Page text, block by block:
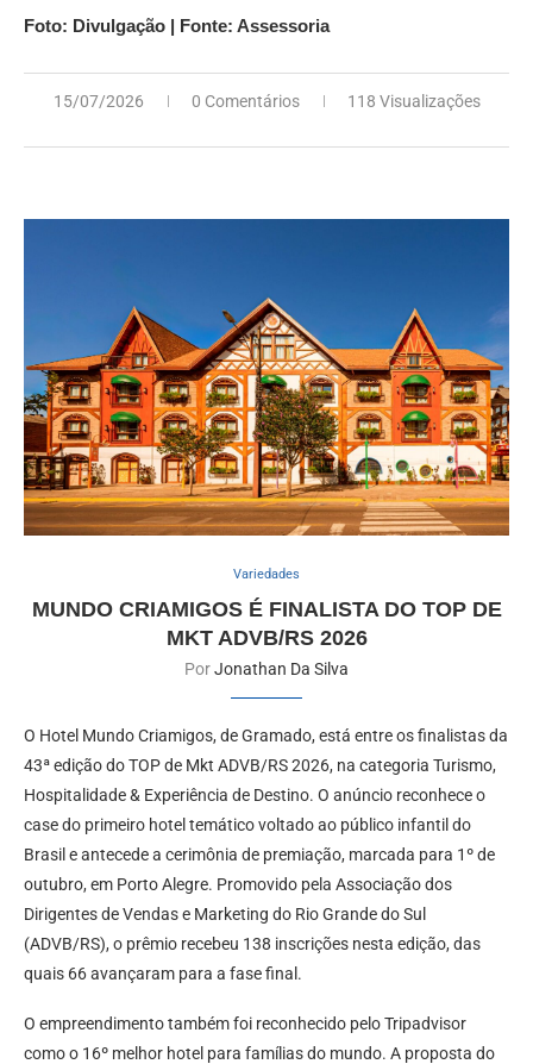
Foto: Divulgação | Fonte: Assessoria
15/07/2026 0 Comentários 118 Visualizações
Variedades
MUNDO CRIAMIGOS É FINALISTA DO TOP DE
MKT ADVB/RS 2026
PorJonathan Da Silva
O Hotel Mundo Criamigos, de Gramado, está entre os finalistas da
43ª edição do TOP de Mkt ADVB/RS 2026, na categoria Turismo,
Hospitalidade & Experiência de Destino. O anúncio reconhece o
case do primeiro hotel temático voltado ao público infantil do
Brasil e antecede a cerimônia de premiação, marcada para 1º de
outubro, em Porto Alegre. Promovido pela Associação dos
Dirigentes de Vendas e Marketing do Rio Grande do Sul
(ADVB/RS), o prêmio recebeu 138 inscrições nesta edição, das
quais 66 avançaram para a fase final.
O empreendimento também foi reconhecido pelo Tripadvisor
como o 16º melhor hotel para famílias do mundo. A proposta do